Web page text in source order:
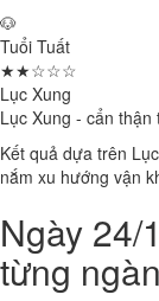
🐶
Tuổi Tuất
★★☆☆☆
Lục Xung
Lục Xung - cẩn
Kết quả dựa trên
nắm xu hướng vận
Ngày 24/
từng